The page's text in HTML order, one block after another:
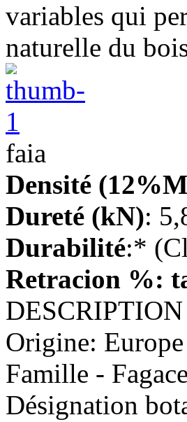
variables qui
naturelle du
faia
Densité
Dureté (kN):
Durabilité:*
Retracion %:
DESCRIPTION
Origine: Europe
Famille -
Désignation